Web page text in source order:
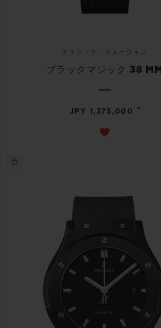
クラシック・フュージョン
ブラックマジック 38 MM
JPY 1,375,000 •